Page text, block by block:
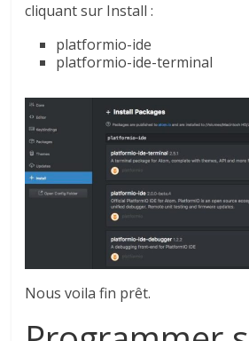
cliquant sur Install :
platformio-ide
platformio-ide-terminal
Nous voila fin prêt.